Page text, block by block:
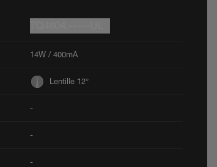
14W / 400mA
Lentille 12°
-
-
-